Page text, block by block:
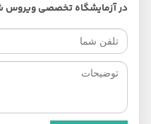
در آزمایشگاه تخصصی ویروس